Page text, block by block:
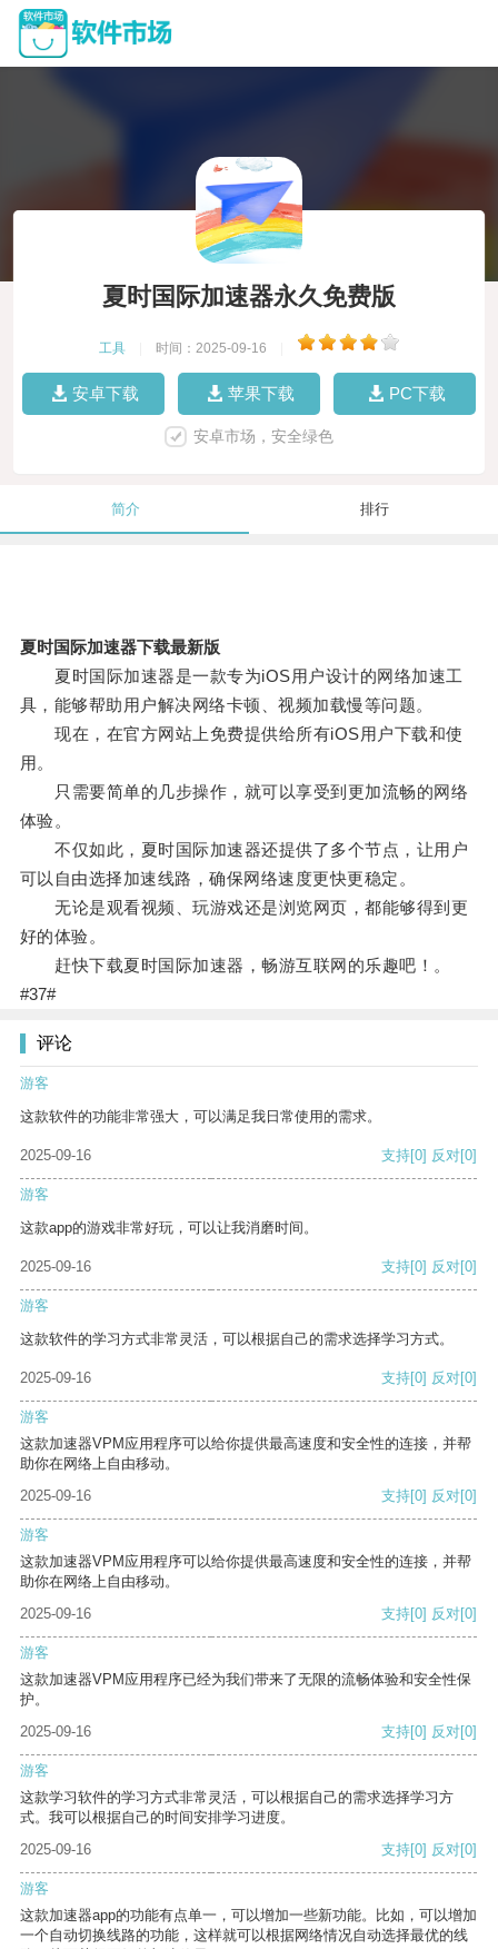
夏时国际加速器永久免费版
工具 时间：2025-09-16
安卓下载 苹果下载 PC下载
安卓市场，安全绿色
简介 排行
夏时国际加速器下载最新版
夏时国际加速器是一款专为iOS用户设计的网络加速工
具，能够帮助用户解决网络卡顿、视频加载慢等问题。
现在，在官方网站上免费提供给所有iOS用户下载和使
用。
只需要简单的几步操作，就可以享受到更加流畅的网络
体验。
不仅如此，夏时国际加速器还提供了多个节点，让用户
可以自由选择加速线路，确保网络速度更快更稳定。
无论是观看视频、玩游戏还是浏览网页，都能够得到更
好的体验。
赶快下载夏时国际加速器，畅游互联网的乐趣吧！。
#37#
评论
游客
这款软件的功能非常强大，可以满足我日常使用的需求。
2025-09-16 支持[0] 反对[0]
游客
这款app的游戏非常好玩，可以让我消磨时间。
2025-09-16 支持[0] 反对[0]
游客
这款软件的学习方式非常灵活，可以根据自己的需求选择学习方式。
2025-09-16 支持[0] 反对[0]
游客
这款加速器VPM应用程序可以给你提供最高速度和安全性的连接，并帮
助你在网络上自由移动。
2025-09-16
支持[0] 反对[0]
游客
这款加速器VPM应用程序可以给你提供最高速度和安全性的连接，并帮
助你在网络上自由移动。
2025-09-16
支持[0] 反对[0]
游客
这款加速器VPM应用程序已经为我们带来了无限的流畅体验和安全性保
护。
2025-09-16
支持[0] 反对[0]
游客
这款学习软件的学习方式非常灵活，可以根据自己的需求选择学习方
式。我可以根据自己的时间安排学习进度。
2025-09-16
支持[0] 反对[0]
游客
这款加速器app的功能有点单一，可以增加一些新功能。比如，可以增加
一个自动切换线路的功能，这样就可以根据网络情况自动选择最优的线